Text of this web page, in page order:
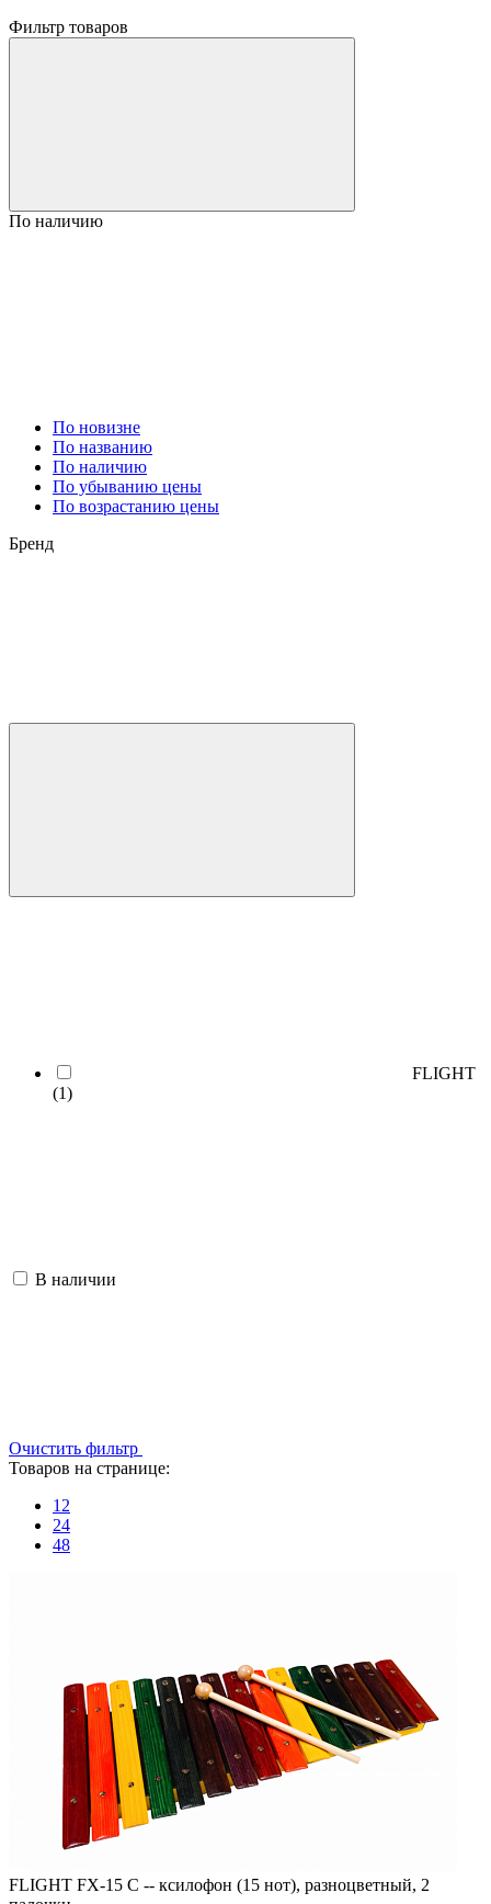
Фильтр товаров
По наличию
По новизне
По названию
По наличию
По убыванию цены
По возрастанию цены
Бренд
FLIGHT
(1)
В наличии
Очистить фильтр
Товаров на странице:
12
24
48
FLIGHT FX-15 C -- ксилофон (15 нот), разноцветный, 2